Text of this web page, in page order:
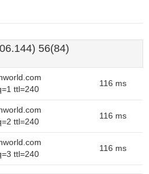
56(84)
ttl=240
116 ms
ttl=240
116 ms
ttl=240
116 ms